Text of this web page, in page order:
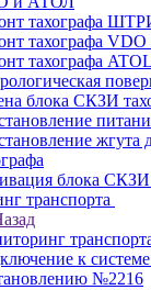
тахографа
тахографа
тахографа ATOL
блока СКЗИ
жгута
блока СКЗИ
транспорта
к
№2216